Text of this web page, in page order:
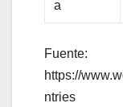
a
Fuente:
https://
ntries